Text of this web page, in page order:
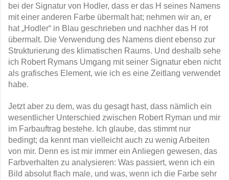
bei der Signatur von Hodler, dass er das H seines Namens
mit einer anderen Farbe übermalt hat; nehmen wir an, er
hat „Hodler“ in Blau geschrieben und nachher das H rot
übermalt. Die Verwendung des Namens dient ebenso zur
Strukturierung des klimatischen Raums. Und deshalb sehe
ich Robert Rymans Umgang mit seiner Signatur eben nicht
als grafisches Element, wie ich es eine Zeitlang verwendet
habe.
Jetzt aber zu dem, was du gesagt hast, dass nämlich ein
wesentlicher Unterschied zwischen Robert Ryman und mir
im Farbauftrag bestehe. Ich glaube, das stimmt nur
bedingt; da kennt man vielleicht auch zu wenig Arbeiten
von mir. Denn es ist mir immer ein Anliegen gewesen, das
Farbverhalten zu analysieren: Was passiert, wenn ich ein
Bild absolut flach male, und was, wenn ich die Farbe sehr